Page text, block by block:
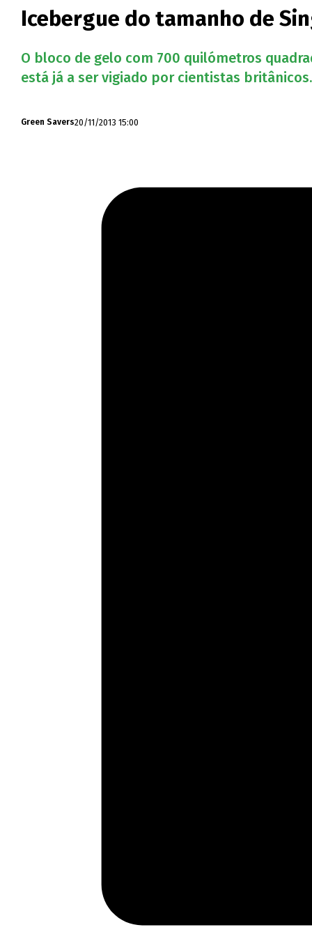
Icebergue do tamanho de
O bloco de gelo com 700 quilómetros
está já a ser vigiado por cientistas britânicos.
Green Savers20/11/2013 15:00